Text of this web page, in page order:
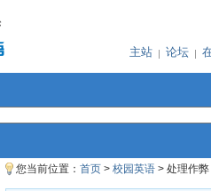
主站 论坛
您当前位置： 首页 > 校园英语 > 处理作弊